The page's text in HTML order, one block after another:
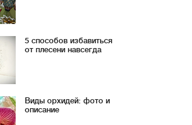
5 способов избавиться
от плесени навсегда
Виды орхидей: фото и
описание